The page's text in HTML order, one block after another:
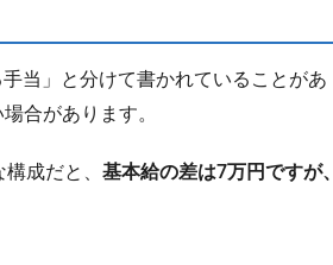
当」と分けて書かれていることがあ
合があります。
成だと、 基本給の差は7万円ですが